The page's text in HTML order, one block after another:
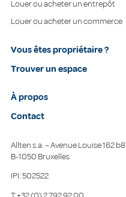
Louer ou acheter un entrepôt
Louer ou acheter un commerce
Vous êtes propriétaire ?
Trouver un espace
À propos
Contact
Allten s.a. – Avenue Louise 162 b8
B-1050 Bruxelles
IPI: 502522